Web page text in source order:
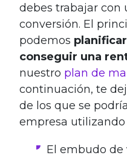
debes trabajar con
conversión. El
podemos
conseguir una
nuestro plan de
continuación, te
de los que se
empresa
El embudo